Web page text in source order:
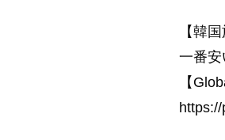
【韓
一番安
【